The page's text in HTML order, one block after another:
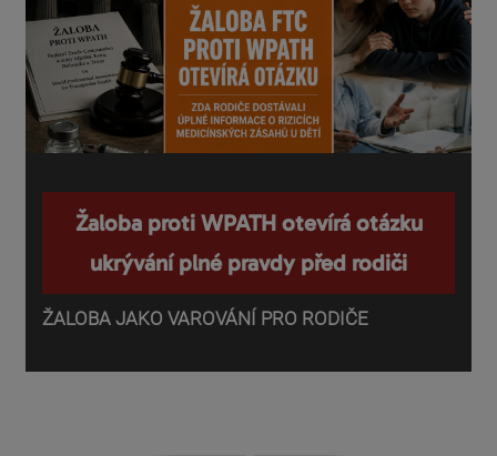
Žaloba proti WPATH otevírá otázku
ukrývání plné pravdy před rodiči
ŽALOBA JAKO VAROVÁNÍ PRO RODIČE